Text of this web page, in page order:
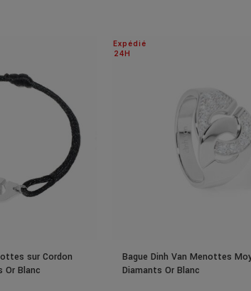
sur Cordon
Or Blanc
24H
Expédié
Bague Dinh Van Menottes
Diamants Or Blanc